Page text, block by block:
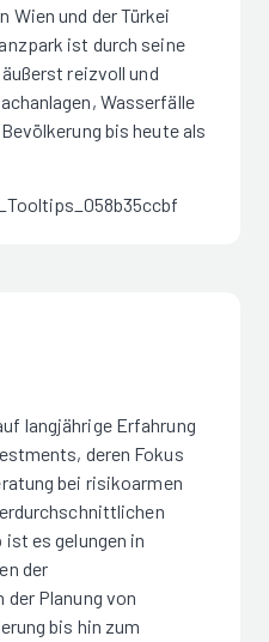
Wien und der Türkei
ist durch seine
reizvoll und
Wasserfälle
bis heute als
langjährige Erfahrung
deren Fokus
bei risikoarmen
ist es gelungen in
der
Planung von
bis hin zum